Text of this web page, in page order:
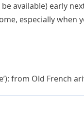
be available) early
especially when
from Old French